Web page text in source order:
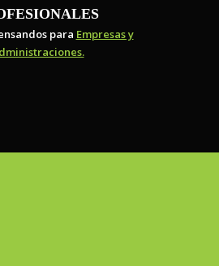
para Empresas y